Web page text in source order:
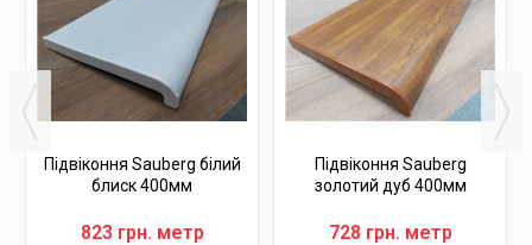
Підвіконня Sauberg білий
блиск 400мм
823 грн. метр
Підвіконня Sauberg
золотий дуб 400мм
728 грн. метр